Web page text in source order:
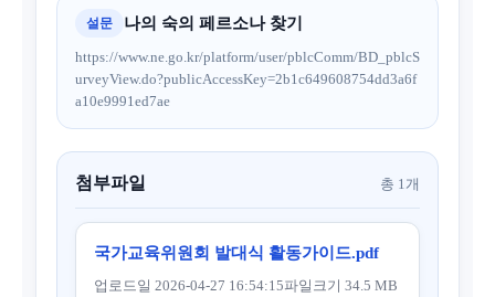
설문 나의 숙의 페르소나 찾기
https://www.ne.go.kr/platform/user/pblcComm/BD_pblcS
urveyView.do?publicAccessKey=2b1c649608754dd3a6f
a10e9991ed7ae
첨부파일 총 1개
국가교육위원회 발대식 활동가이드.pdf
업로드일 2026-04-27 16:54:15파일크기 34.5 MB